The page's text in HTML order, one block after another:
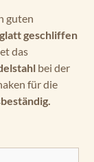
guten
geschliffen
das
bei der
für die